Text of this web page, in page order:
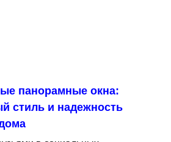
панорамные окна:
стиль и надежность